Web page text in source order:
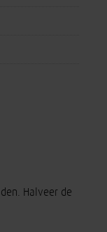
Halveer de